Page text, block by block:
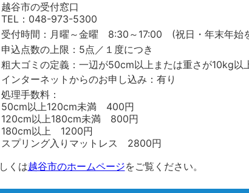
越谷市の受付窓口
TEL：048-973-5300
受付時間：月曜～金曜 8:30～17:00 (祝日・年末年始
申込点数の上限：5点／１度につき
粗大ゴミの定義：一辺が50cm以上または重さが10kg以
インターネットからのお申し込み：有り
処理手数料：
50cm以上120cm未満 400円
120cm以上180cm未満 800円
180cm以上 1200円
スプリング入りマットレス 2800円
くは越谷市のホームページをご覧ください。